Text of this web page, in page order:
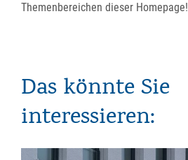
Quelle
Fotograf,
Rastatt
Themenbereichen dieser Homepage!
Das könnte Sie
interessieren: